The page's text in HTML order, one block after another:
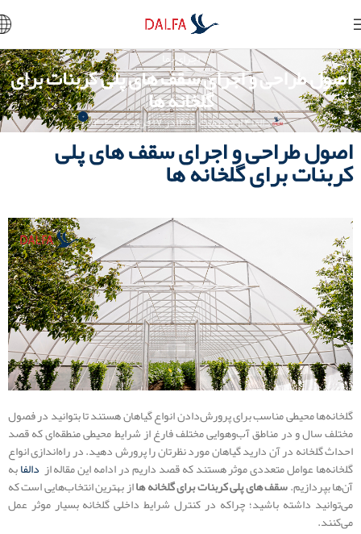
اجرای نما
اصول طراحی و اجرای سقف های پلی کربنات برای
گلخانه ها
دالفا۴ اردیبهشت ۱۴۰۴ در ۱۷ فروردین ۱۴۰۴ ۰
اصول طراحی و اجرای سقف های پلی
کربنات برای گلخانه ها
گلخانه‌ها محیطی مناسب برای پرورش‌دادن انواع گیاهان هستند تا بتوانید در فصول
مختلف سال و در مناطق آب‌وهوایی مختلف فارغ از شرایط محیطی منطقه‌ای که قصد
احداث گلخانه در آن دارید گیاهان مورد نظرتان را پرورش دهید. در راه‌اندازی انواع
گلخانه‌ها عوامل متعددی موثر هستند که قصد داریم در ادامه این مقاله از دالفابه
آن‌ها بپردازیم.سقف های پلی کربنات برای گلخانه هااز بهترین انتخاب‌هایی است که
می‌توانید داشته باشید؛ چراکه در کنترل شرایط داخلی گلخانه بسیار موثر عمل
می‌کنند.